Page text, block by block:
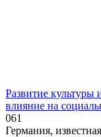
Развитие культуры
влияние на
061
Германия,